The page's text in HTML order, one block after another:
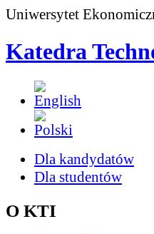
Uniwersytet
Katedra
Dla kandydatów
Dla studentów
O KTI